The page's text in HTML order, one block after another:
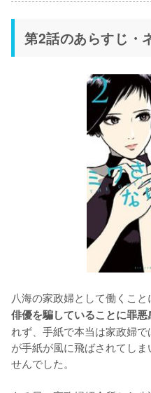
第2話のあらすじ・
八海の家政婦として働くこと
俳優を騙していることに罪悪
れず、手紙で本当は家政婦
が手紙が風に飛ばされてし
せんでした。